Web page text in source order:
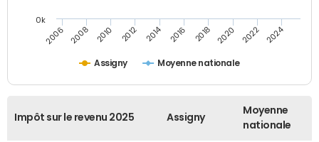
Assigny Moyenne nationale
2006 2008 2010 2012 2014 2016 2018 2020 2022 2024
0k
Impôt sur le revenu 2025 Assigny
Moyenne
nationale